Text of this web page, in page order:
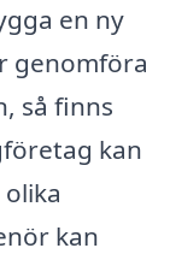
en ny
genomföra
så finns
kan
kan